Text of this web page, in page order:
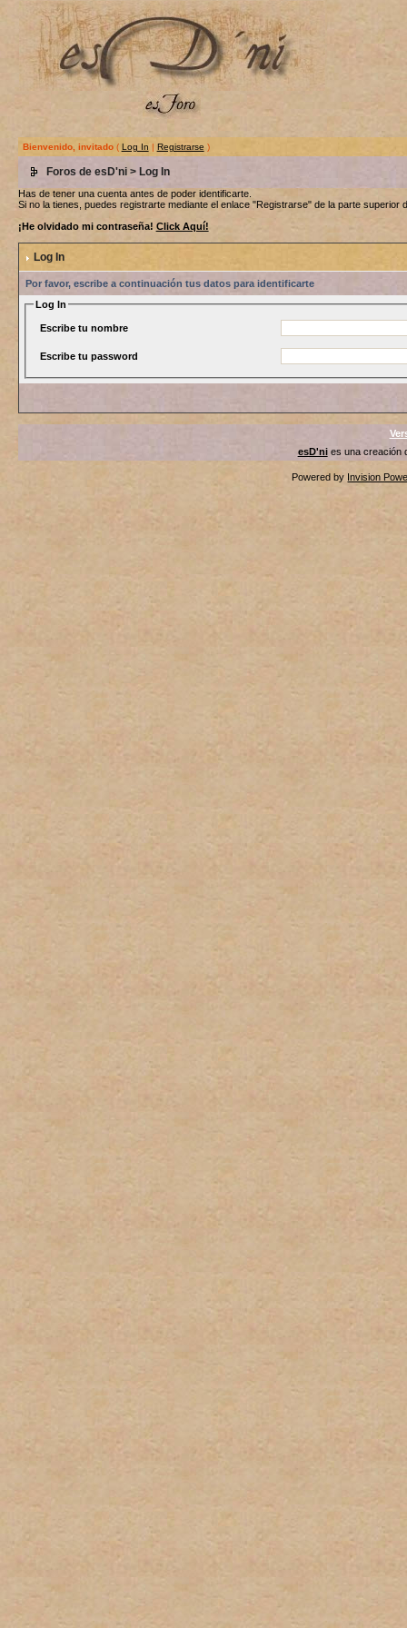
Bienvenido, invitado( Log In | Registrarse )
Foros de esD'ni> Log In
Has de tener una cuenta antes de poder identificarte.
Si no la tienes, puedes registrarte mediante el enlace "Registrarse" de la parte superior
¡He olvidado mi contraseña! Click Aquí!
Log In
Por favor, escribe a continuación tus datos para identificarte
Log In
Escribe tu nombre
Escribe tu password
esD'nies una creación
Powered by Invision